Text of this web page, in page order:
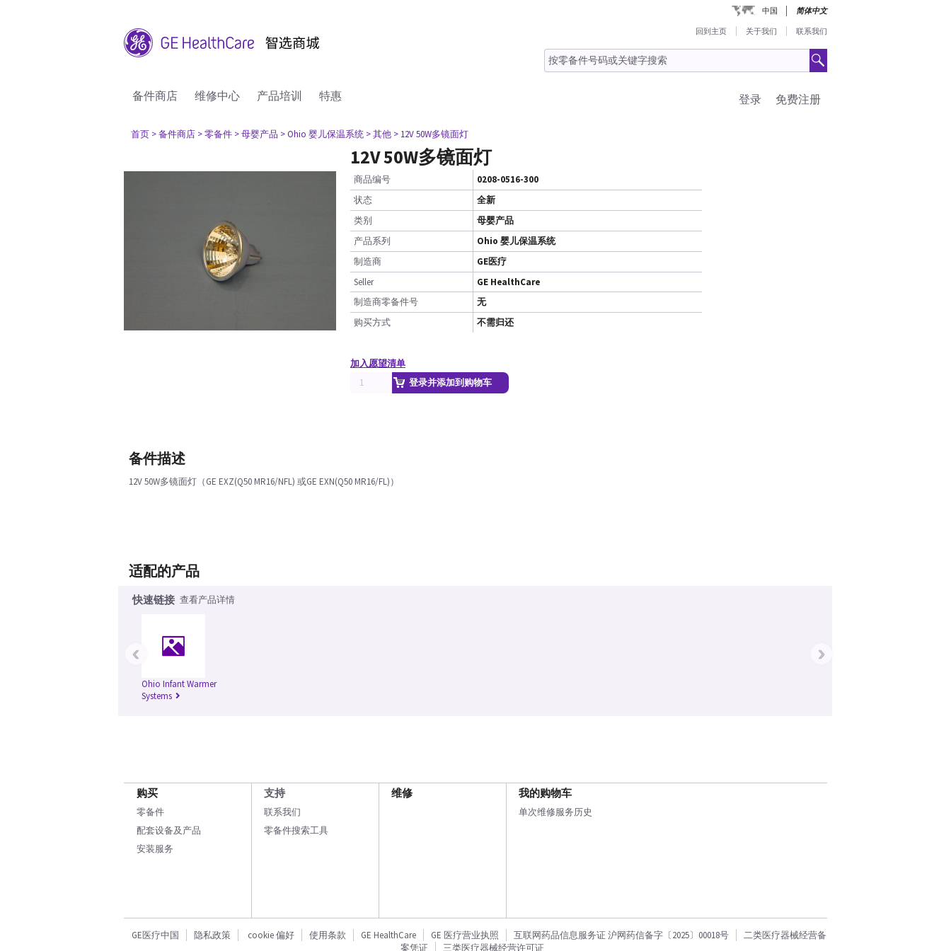
中国 简体中文
回到主页 关于我们 联系我们
备件商店 维修中心 产品培训 特惠 免费注册
登录
首页 > 备件商店 > 零备件 > 母婴产品 > Ohio 婴儿保温系统 > 其他 > 12V 50W多镜面灯
12V 50W多镜面灯
商品编号
0208-0516-300
状态
全新
类别
母婴产品
产品系列
Ohio 婴儿保温系统
制造商
GE医疗
Seller
GE HealthCare
制造商零备件号
无
购买方式
不需归还
加入愿望清单
登录并添加到购物车
备件描述
12V 50W多镜面灯（GE EXZ(Q50 MR16/NFL) 或GE EXN(Q50 MR16/FL)）
适配的产品
快速链接 查看产品详情
Ohio Infant Warmer
Systems
‹ ›
购买
零备件
配套设备及产品
安装服务
支持
联系我们
零备件搜索工具
维修 我的购物车
单次维修服务历史
GE医疗中国 隐私政策 cookie 偏好 使用条款 GE HealthCare GE 医疗营业执照 互联网药品信息服务证 沪网药信备字〔2025〕00018号
二类医疗器械经营备
案凭证
三类医疗器械经营许可证